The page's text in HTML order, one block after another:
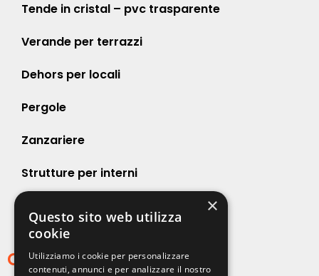
Tende in cristal – pvc trasparente
Verande per terrazzi
Dehors per locali
Pergole
Zanzariere
Strutture per interni
Contatti
×
Questo sito web utilizza
cookie
Utilizziamo i cookie per personalizzare
contenuti, annunci e per analizzare il nostro